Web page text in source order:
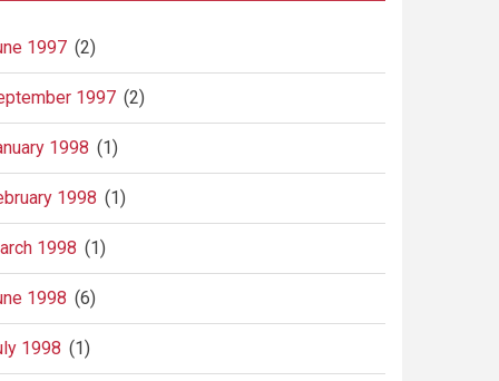
1997 (2)
1997 (2)
1998 (1)
1998 (1)
1998 (1)
1998 (6)
1998 (1)